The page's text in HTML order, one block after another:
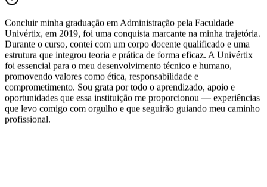
Concluir minha graduação em Administração pela Faculdade
Univértix, em 2019, foi uma conquista marcante na minha trajetória.
Durante o curso, contei com um corpo docente qualificado e uma
estrutura que integrou teoria e prática de forma eficaz. A Univértix
foi essencial para o meu desenvolvimento técnico e humano,
promovendo valores como ética, responsabilidade e
comprometimento. Sou grata por todo o aprendizado, apoio e
oportunidades que essa instituição me proporcionou — experiências
que levo comigo com orgulho e que seguirão guiando meu caminho
profissional.